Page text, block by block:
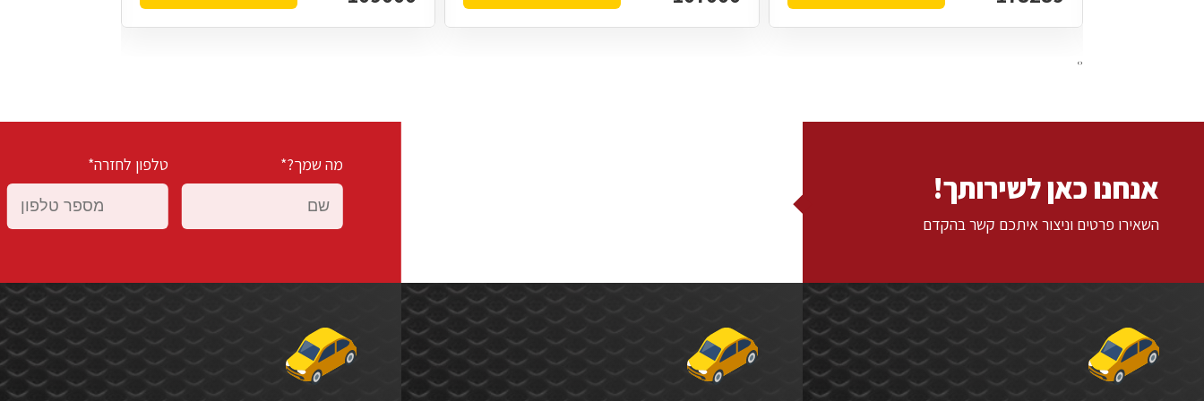
‹
›
אנחנו כאן לשירותך!
השאירו פרטים וניצור איתכם קשר בהקדם
מה שמך?* טלפון לחזרה*